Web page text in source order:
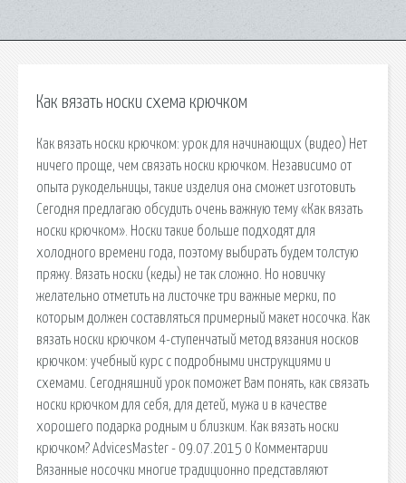
Как вязать носки схема крючком
Как вязать носки крючком: урок для начинающих (видео) Нет
ничего проще, чем связать носки крючком. Независимо от
опыта рукодельницы, такие изделия она сможет изготовить
Сегодня предлагаю обсудить очень важную тему «Как вязать
носки крючком». Носки такие больше подходят для
холодного времени года, поэтому выбирать будем толстую
пряжу. Вязать носки (кеды) не так сложно. Но новичку
желательно отметить на листочке три важные мерки, по
которым должен составляться примерный макет носочка. Как
вязать носки крючком 4-ступенчатый метод вязания носков
крючком: учебный курс с подробными инструкциями и
схемами. Сегодняшний урок поможет Вам понять, как связать
носки крючком для себя, для детей, мужа и в качестве
хорошего подарка родным и близким. Как вязать носки
крючком? AdvicesMaster - 09.07.2015 0 Комментарии
Вязанные носочки многие традиционно представляют